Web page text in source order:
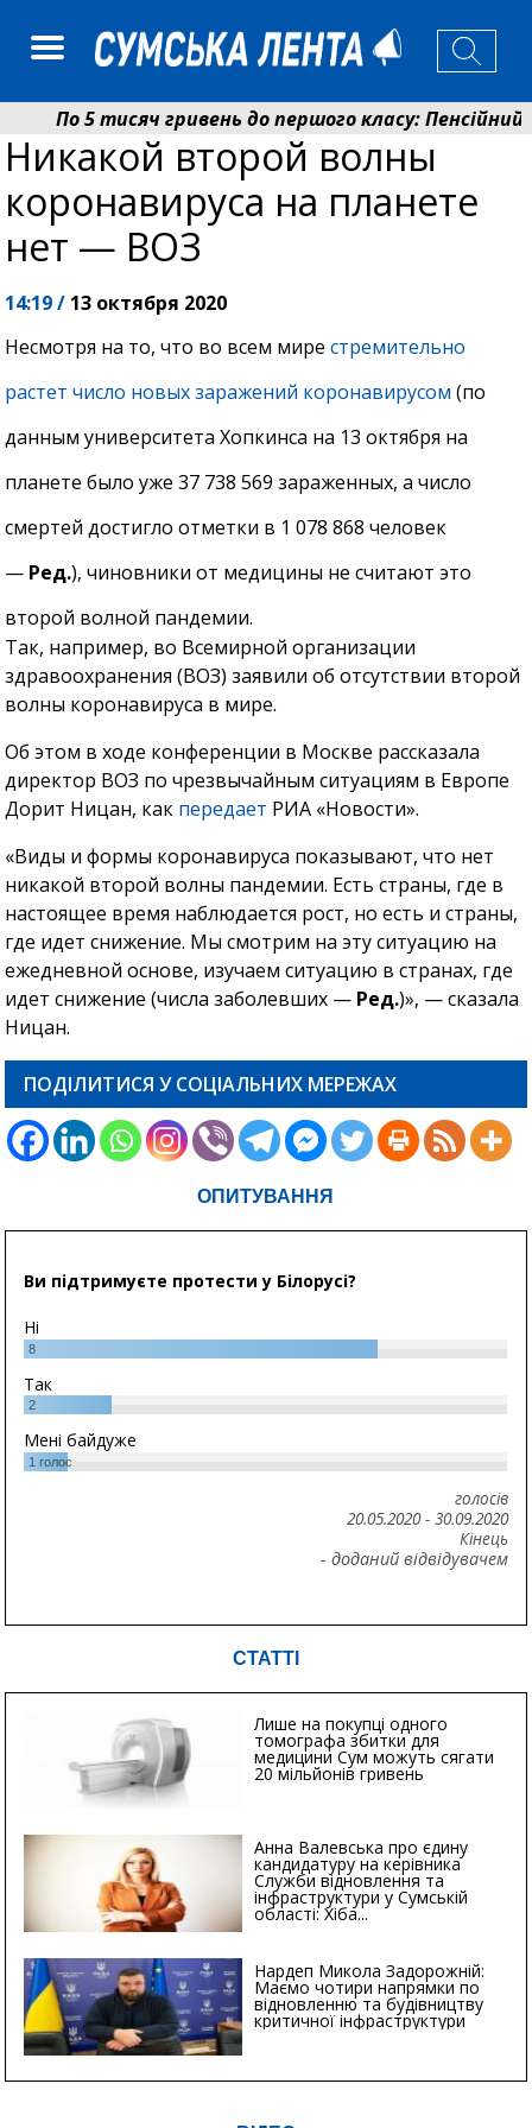
По 5 тисяч гривень до першого класу: Пенсійний
Ніколаєнко: у Сумах погодили 115 компенсацій
Никакой второй волны
коронавируса на планете
нет — ВОЗ
14:19 / 13 октября 2020
Несмотря на то, что во всем мирестремительно
растет число новых заражений коронавирусом (по
данным университета Хопкинса на 13 октября на
планете было уже 37 738 569 зараженных, а число
смертей достигло отметки в 1 078 868 человек
— Ред.), чиновники от медицины не считают это
второй волной пандемии.
Так, например, во Всемирной организации
здравоохранения (ВОЗ) заявили об отсутствии второй
волны коронавируса в мире.
Об этом в ходе конференции в Москве рассказала
директор ВОЗ по чрезвычайным ситуациям в Европе
Дорит Ницан, как передает РИА «Новости».
«Виды и формы коронавируса показывают, что нет
никакой второй волны пандемии. Есть страны, где в
настоящее время наблюдается рост, но есть и страны,
где идет снижение. Мы смотрим на эту ситуацию на
ежедневной основе, изучаем ситуацию в странах, где
идет снижение (числа заболевших — Ред.)», — сказала
Ницан.
ПОДІЛИТИСЯ У СОЦІАЛЬНИХ МЕРЕЖАХ
ОПИТУВАННЯ
Ви підтримуєте протести у Білорусі?
Ні
8
Так
2
Мені байдуже
1 голос
голосів
20.05.2020- 30.09.2020
Кінець
- доданий відвідувачем
СТАТТІ
Лише на покупці одного
томографа збитки для
медицини Сум можуть сягати
20 мільйонів гривень
Анна Валевська про єдину
кандидатуру на керівника
Служби відновлення та
інфраструктури у Сумській
області: Хіба...
Нардеп Микола Задорожній:
Маємо чотири напрямки по
відновленню та будівництву
критичної інфраструктури